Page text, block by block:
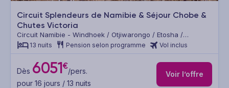
Circuit Splendeurs de Namibie & Séjour Chobe &
Chutes Victoria
Circuit Namibie - Windhoek / Otjiwarongo / Etosha /
Twyfelfontein / Swakopmund / Désert du Namib / Mariental /
Lüderitz / Fish River Canyon / Kalahari / Chobe / Chutes
Victoria
13 nuits Pension selon programme Vol inclus
Dès 6051€/pers.
pour 16 jours / 13 nuits
Voir l’offre